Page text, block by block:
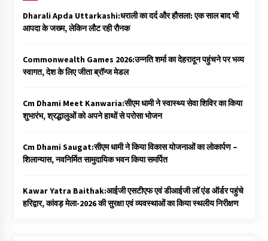
Dharali Apda Uttarkashi:धराली का दर्द और हौसला: एक साल बाद भी
आपदा के जख्म, लेकिन लौट रही रौनक
Commonwealth Games 2026:उन्नति शर्मा का देहरादून पहुंचने पर भव्य
स्वागत, देश के लिए जीता ब्रॉन्ज मेडल
Cm Dhami Meet Kanwaria:सीएम धामी ने स्वास्थ्य सेवा शिविर का किया
शुभारंभ, श्रद्धालुओं को अपने हाथों से परोसा भोजन
Cm Dhami Saugat:सीएम धामी ने किया विकास योजनाओं का लोकार्पण –
शिलान्यास, नवनिर्मित सामुदायिक भवन किया समर्पित
Kawar Yatra Baithak:आईजी एसटीएफ एवं डीआईजी लॉ एंड ऑर्डर पहुंचे
हरिद्वार, कांवड़ मेला-2026 की सुरक्षा एवं व्यवस्थाओं का किया स्थलीय निरीक्षण